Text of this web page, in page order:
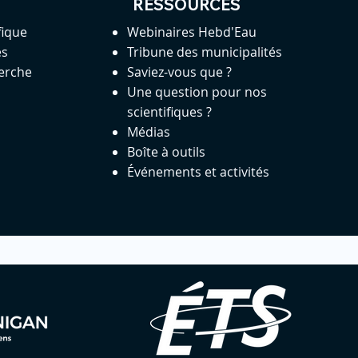
RESSOURCES
Webinaires Hebd'Eau
Tribune des municipalités
Saviez-vous que ?
Une question pour nos
scientifiques ?
Médias
Boîte à outils
Événements et activités